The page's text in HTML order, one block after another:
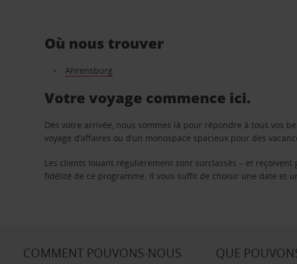
Où nous trouver
Ahrensburg
Votre voyage commence ici.
Dès votre arrivée, nous sommes là pour répondre à tous vos
voyage d’affaires ou d’un monospace spacieux pour des
Les clients louant régulièrement sont surclassés – et
fidélité de ce programme. Il vous suffit de choisir une date et
COMMENT POUVONS-NOUS
QUE